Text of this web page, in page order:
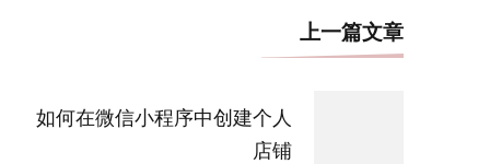
导
航
上一篇文章
如何在微信小程序中创建个人
店铺